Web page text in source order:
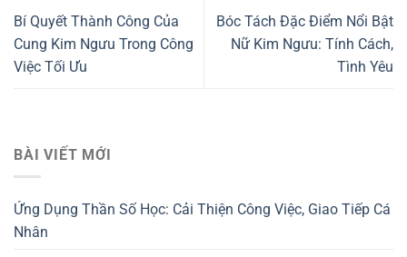
Bí Quyết Thành Công Của
Cung Kim Ngưu Trong Công
Việc Tối Ưu
Bóc Tách Đặc Điểm Nổi Bật
Nữ Kim Ngưu: Tính Cách,
Tình Yêu
BÀI VIẾT MỚI
Ứng Dụng Thần Số Học: Cải Thiện Công Việc, Giao Tiếp Cá
Nhân